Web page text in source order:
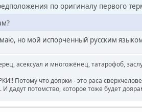
по оригиналу первого
но мой испорченный русским
асексуал и многожёнец, татарофоб,
Потому что доярки - это раса
дадут потомство, которое тоже будет